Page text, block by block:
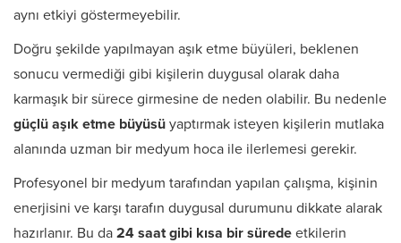
aynı etkiyi göstermeyebilir.
Doğru şekilde yapılmayan aşık etme büyüleri, beklenen
sonucu vermediği gibi kişilerin duygusal olarak daha
karmaşık bir sürece girmesine de neden olabilir. Bu nedenle
güçlü aşık etme büyüsü yaptırmak isteyen kişilerin mutlaka
alanında uzman bir medyum hoca ile ilerlemesi gerekir.
Profesyonel bir medyum tarafından yapılan çalışma, kişinin
enerjisini ve karşı tarafın duygusal durumunu dikkate alarak
hazırlanır. Bu da 24 saat gibi kısa bir sürede etkilerin